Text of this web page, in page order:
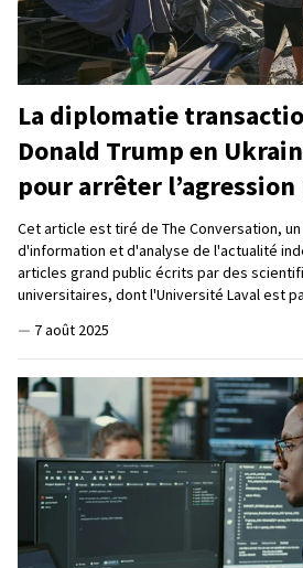
La diplomatie
Donald Trump en
pour arrêter l’agression
Cet article est tiré de The Conversation,
d'information et d'analyse de l'actualité
articles grand public écrits par des
universitaires, dont l'Université Laval est
— 7 août 2025